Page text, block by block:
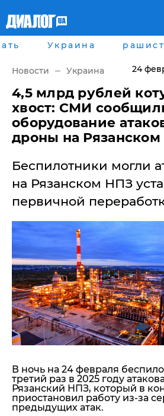
Главная
рассея
Мир
Беларусь
Военное обозрение
Наука и Техника
Экономика
Блоги
Шоу-биз
Здоровье
Спорт
Культура
Война на Донбассе и в
Крыму
"ДНР"
"ЛНР"
Оккупация Крыма
Новости Крыма
Донбасс
Армия Украины
Шоу-
Пресс-релизы
Украина
Новости Украина 24
​4,5 млрд рублей
хвост: СМИ
оборудование
дроны на
Беспилотники могли
на Рязанском НПЗ
первичной
В ночь на 24 февраля
третий раз в 2025 году
Рязанский НПЗ, который в
приостановил работу из-за
предыдущих атак.